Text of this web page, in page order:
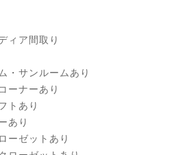
ィア間取り
・サンルームあり
ーナーあり
トあり
あり
ーゼットあり